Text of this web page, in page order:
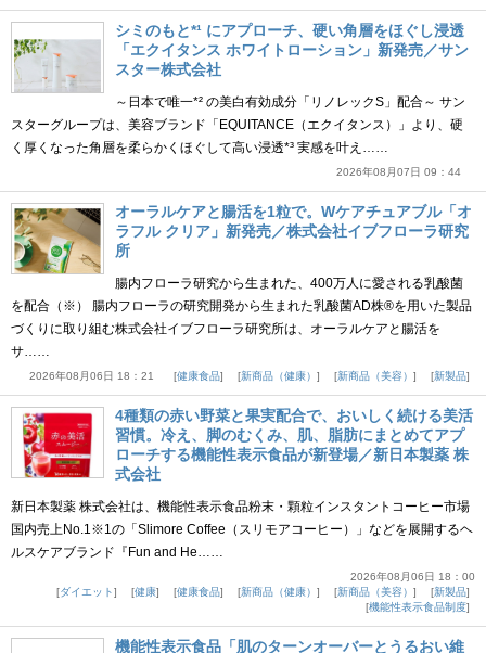
シミのもと*¹ にアプローチ、硬い角層をほぐし浸透
「エクイタンス ホワイトローション」新発売／サン
スター株式会社
～日本で唯一*² の美白有効成分「リノレックS」配合～ サン
スターグループは、美容ブランド「EQUITANCE（エクイタンス）」より、硬
く厚くなった角層を柔らかくほぐして高い浸透*³ 実感を叶え……
2026年08月07日 09：44
オーラルケアと腸活を1粒で。Wケアチュアブル「オ
ラフル クリア」新発売／株式会社イブフローラ研究
所
腸内フローラ研究から生まれた、400万人に愛される乳酸菌
を配合（※） 腸内フローラの研究開発から生まれた乳酸菌AD株®を用いた製品
づくりに取り組む株式会社イブフローラ研究所は、オーラルケアと腸活を
サ……
2026年08月06日 18：21 健康食品 新商品（健康） 新商品（美容） 新製品
4種類の赤い野菜と果実配合で、おいしく続ける美活
習慣。冷え、脚のむくみ、肌、脂肪にまとめてアプ
ローチする機能性表示食品が新登場／新日本製薬 株
式会社
新日本製薬 株式会社は、機能性表示食品粉末・顆粒インスタントコーヒー市場
国内売上No.1※1の「Slimore Coffee（スリモアコーヒー）」などを展開するヘ
ルスケアブランド『Fun and He……
2026年08月06日 18：00
ダイエット
健康 健康食品 新商品（健康） 新商品（美容）
新製品
機能性表示食品制度
機能性表示食品「肌のターンオーバーとうるおい維